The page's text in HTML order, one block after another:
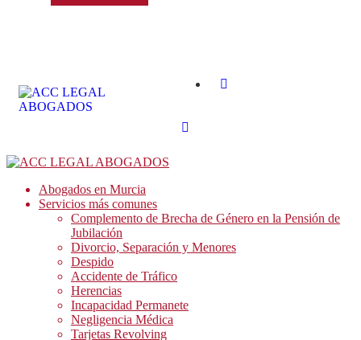
Abogados en Murcia
Servicios más comunes
Complemento de Brecha de Género en la Pensión de
Jubilación
Divorcio, Separación y Menores
Despido
Accidente de Tráfico
Herencias
Incapacidad Permanete
Negligencia Médica
Tarjetas Revolving